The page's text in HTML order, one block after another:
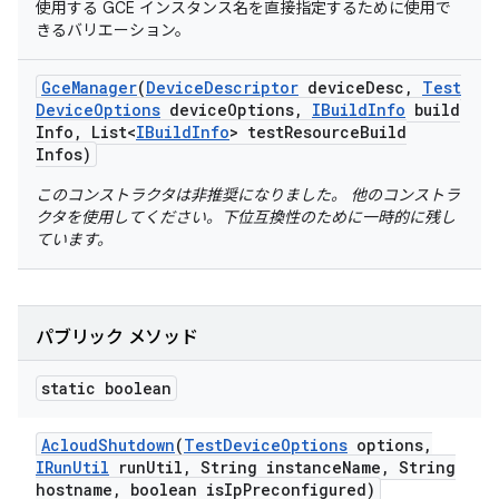
使用する GCE インスタンス名を直接指定するために使用で
きるバリエーション。
GceManager(DeviceDescriptor deviceDesc ,
Test
DeviceOptions deviceOptions, IBuildInfo build
Info , List<IBuildInfo> testResourceBuild
Infos)
このコンストラクタは非推奨になりました。 他のコンストラ
クタを使用してください。下位互換性のために一時的に残し
ています。
パブリック メソッド
static boolean
AcloudShutdown(TestDeviceOptions options,
IRunUtil runUtil , String instanceName , String
hostname , boolean isIpPreconfigured)